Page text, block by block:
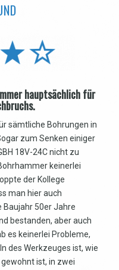
hauptsächlich für
sämtliche Bohrungen in
zum Senken einiger
18V-24C nicht zu
keinerlei
der Kollege
man hier auch
Baujahr 50er Jahre
bestanden, aber auch
es keinerlei Probleme,
des Werkzeuges ist, wie
ist, in zwei